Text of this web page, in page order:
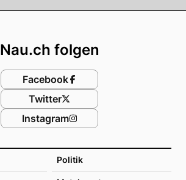
Politik
Nau.ch folgen
Facebook
Twitter
Instagram